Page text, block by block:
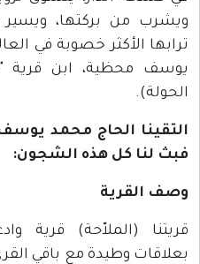
ويشرب من بركتها،
ترابها الأكثر خصوبة في
يوسف محظية، ابن قرية
الحولة).
التقينا الحاج محمد
فبث لنا كل هذه الشجون:
وصف القرية
قريتنا (الملاّحة) قرية
بعلاقات وطيدة مع باقي